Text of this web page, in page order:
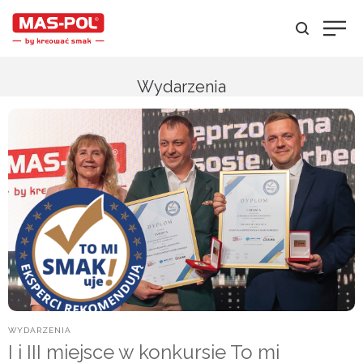
Wydarzenia
POSTED
WYDARZENIA
I i III miejsce w konkursie To mi